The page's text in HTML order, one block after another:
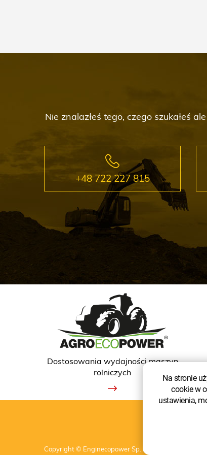
Na stronie
cookie w
ustawienia,
Nie znalazłeś tego, czego szukałeś
+48 722 227 815
Dostosowania wydajności maszyn
rolniczych
Copyright © Enginecopower Sp. z o.o.